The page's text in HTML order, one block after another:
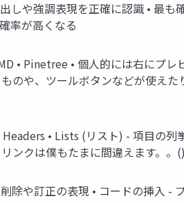
しや強調表現を正確に認識 • 最
率が高くなる
• Pinetree • 個人的には右にプ
や、ツールボタンなどが使え
• Lists (リスト) - 項目の
クは僕もたまに間違えます。。()
や訂正の表現 • コードの挿入 -